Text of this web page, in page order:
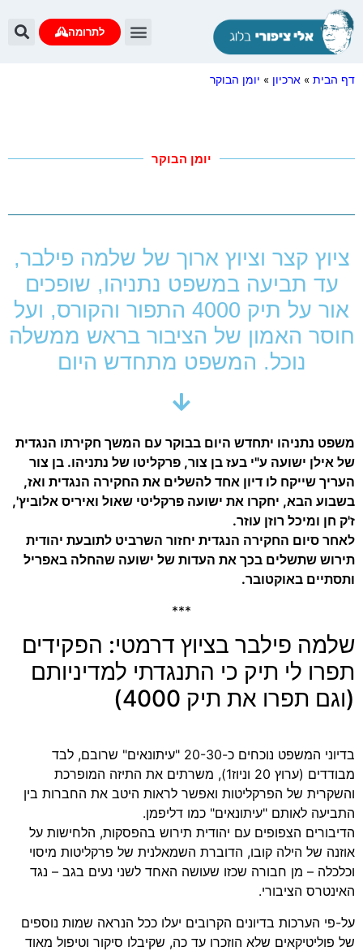
לתרומה
דף הבית » ארכיון » יומן הבוקר
יומן הבוקר
ציוץ קצר וציוץ ארוך של שלמה פילבר,
עד תביעה במשפט נתניהו, שופכים
אור על תיק 4000 התפור והקורס, ועל
חוסר האמון של הציבור בראש ממשלה
נוכל. המשפט מתחדש היום
משפט נתניהו יתחדש היום בבוקר עם המשך חקירתו הנגדית
של אילן ישועה ע"י בעז בן צור, פרקליטו של נתניהו. בן צור
העריך שייקח לו דיון אחד להשלים את החקירה הנגדית ואז,
בשבוע הבא, יחקרו את ישועה פרקליטי שאול ואיריס אלוביץ',
ז'ק חן ומיכל רוזן עוזר.
לאחר סיום החקירה הנגדית יחזור השרביט לתובעת יהודית
תירוש שתשלים בכך את העדות של ישועה שהחלה באפריל
ותסתיים באוקטובר.
***
שלמה פילבר בציוץ דרמטי: הפקידים
תפרו לי תיק כי התנגדתי למדיניותם
(וגם תפרו את תיק 4000)
בדיוני המשפט נוכחים כ-20-30 "עיתונאים" שרובם, לבד
מבודדים (ערוץ 20 וניוז1), משרתים את התיזה המופרכת
והשקרית של הפרקליטות ואפשר לראות היטב את החברות בין
התביעה לאותם "עיתונאים" כמו דליפמן.
הדיבורים הצפופים עם יהודית תירוש בהפסקות, הלחישות על
אוזנה של הילה קובו, הדוברת השמאלנית של פרקליטות מיסוי
וכלכלה – מן חבורה שכזו שעושה האחד לשני נעים בגב – נגד
האינטרס הציבורי.
על-פי הערכות בדיונים הקרובים יעלו ככל הנראה שמות נוספים
של פוליטיקאים שלא הוזכרו עד כה, שקיבלו סיקור וטיפול מאוד